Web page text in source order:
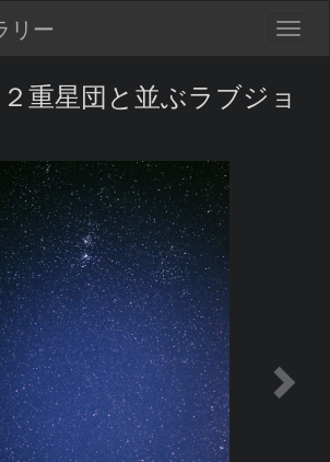
リー
２重星団と並ぶラブジョ